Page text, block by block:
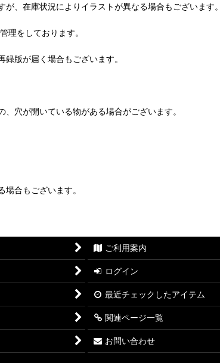
、在庫状況によりイラストが異なる場合もございます。
理をしております。
版が届く場合もございます。
穴が開いている物がある場合がございます。
合もございます。
ご利用案内
ログイン
最近チェックしたアイテム
関連ページ一覧
お問い合わせ